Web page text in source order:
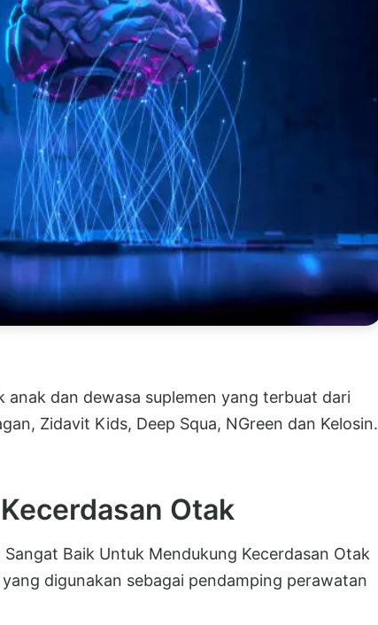
anak dan dewasa suplemen yang terbuat dari
Zidavit Kids, Deep Squa, NGreen dan Kelosin.
Otak
Baik Untuk Mendukung Kecerdasan Otak
yang digunakan sebagai pendamping perawatan